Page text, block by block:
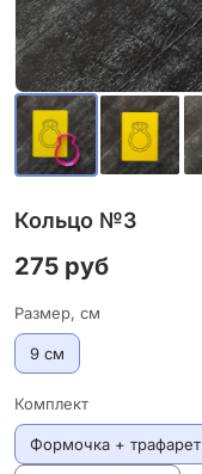
Кольцо №3
275 руб
Размер, см
9 см
Комплект
Формочка + трафарет